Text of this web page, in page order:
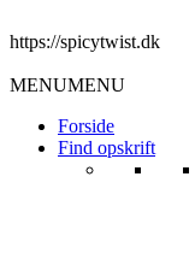
https://spicytwist.dk
MENUMENU
Forside
Find opskrift